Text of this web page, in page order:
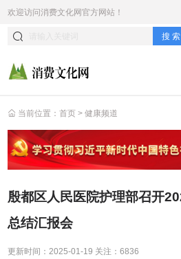
欢迎访问消费文化网官方网站！
搜 索
当前位置： 首页 > 健康频道
殷都区人民医院护理部召开
总结汇报会
更新时间： 2025-01-19 关注： 6836